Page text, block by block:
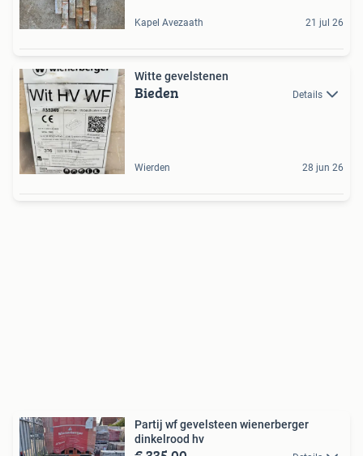
Kapel Avezaath 21 jul 26
Witte gevelstenen
Bieden Details
Wierden 28 jun 26
Partij wf gevelsteen wienerberger
dinkelrood hv